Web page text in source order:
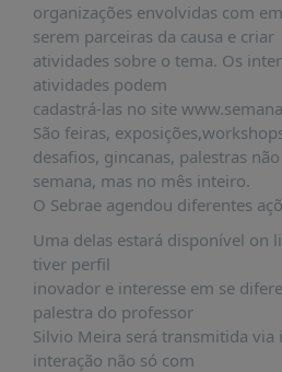
INFORMAÇÕES
CURSOS
E
EVENTOS
INSCRIÇÕES
MATERIAIS
DISPONÍVEIS
PUBLICAÇÕES
REVISTA
RUMOS
LIVROS
organizações envolvidas com
serem parceiras da causa e criar
atividades sobre o tema. Os
atividades podem
cadastrá-las no site
São feiras,
desafios, gincanas, palestras
semana, mas no mês inteiro.
O Sebrae agendou diferentes
Uma delas estará disponível on
tiver perfil
inovador e interesse em se
palestra do professor
Silvio Meira será transmitida
interação não só com